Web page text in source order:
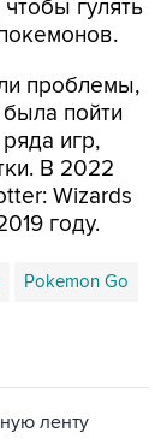
проблемы,
игр,
В 2022
Wizards
году.
Pokemon Go
сайта